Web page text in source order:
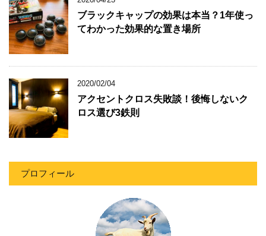
ブラックキャップの効果は本当？1年使っ
てわかった効果的な置き場所
2020/02/04
アクセントクロス失敗談！後悔しないク
ロス選び3鉄則
プロフィール